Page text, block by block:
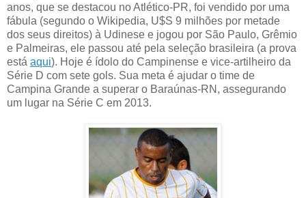
anos, que se destacou no Atlético-PR, foi vendido por uma
fábula (segundo o Wikipedia, U$S 9 milhões por metade
dos seus direitos) à Udinese e jogou por São Paulo, Grêmio
e Palmeiras, ele passou até pela seleção brasileira (a prova
está aqui). Hoje é ídolo do Campinense e vice-artilheiro da
Série D com sete gols. Sua meta é ajudar o time de
Campina Grande a superar o Baraúnas-RN, assegurando
um lugar na Série C em 2013.